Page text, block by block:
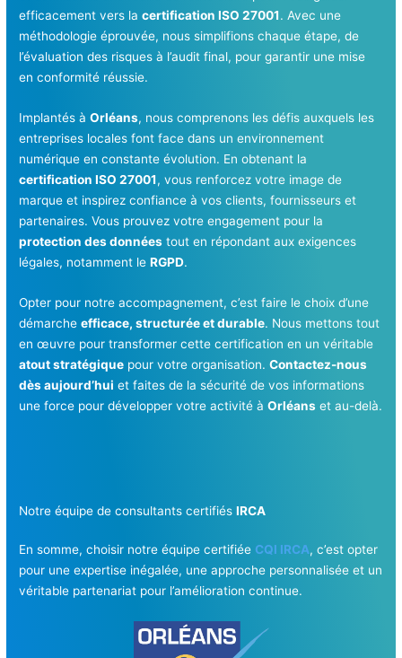
efficacement vers lacertification ISO 27001. Avec une
méthodologie éprouvée, nous simplifions chaque étape, de
l’évaluation des risques à l’audit final, pour garantir une mise
en conformité réussie.
Implantés àOrléans, nous comprenons les défis auxquels les
entreprises locales font face dans un environnement
numérique en constante évolution. En obtenant la
certification ISO 27001, vous renforcez votre image de
marque et inspirez confiance à vos clients, fournisseurs et
partenaires. Vous prouvez votre engagement pour la
protection des données tout en répondant aux exigences
légales, notamment leRGPD.
Opter pour notre accompagnement, c’est faire le choix d’une
démarcheefficace, structurée et durable. Nous mettons tout
en œuvre pour transformer cette certification en un véritable
atout stratégique pour votre organisation.Contactez-nous
dès aujourd’hui et faites de la sécurité de vos informations
une force pour développer votre activité àOrléans et au-delà.
Notre équipe de consultants certifiésIRCA
En somme, choisir notre équipe certifiée CQI IRCA, c’est opter
pour une expertise inégalée, une approche personnalisée et un
véritable partenariat pour l’amélioration continue.